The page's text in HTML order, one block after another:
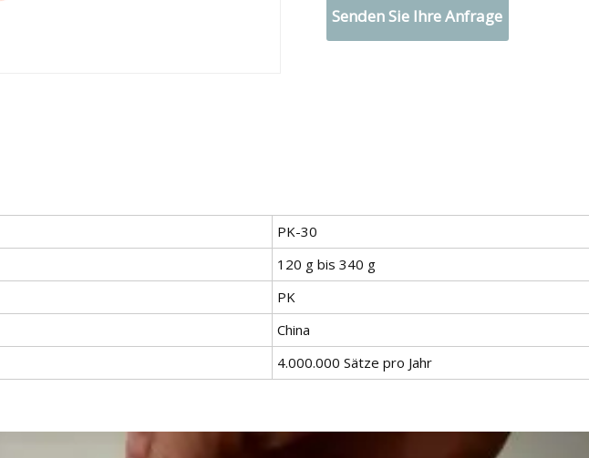
Senden Sie Ihre Anfrage
PK-30
120 g bis 340 g
PK
China
4.000.000 Sätze pro Jahr